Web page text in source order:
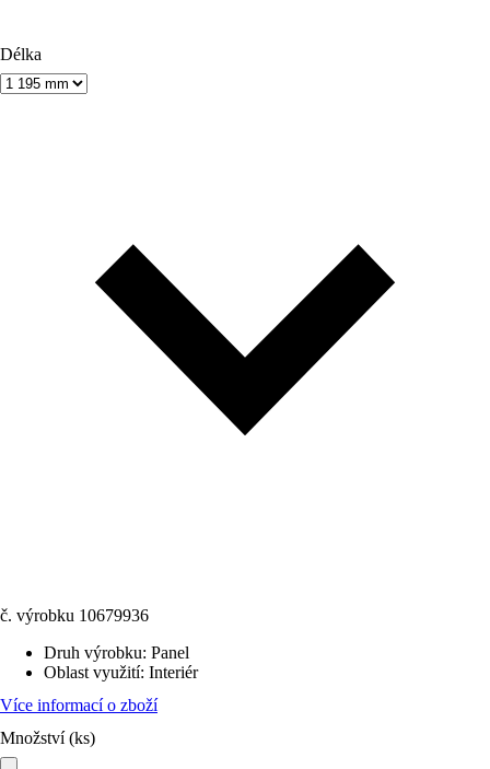
Délka
č. výrobku 10679936
Druh výrobku: Panel
Oblast využití: Interiér
Více informací o zboží
Množství (ks)